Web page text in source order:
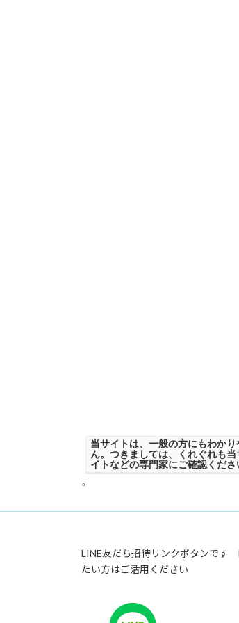
当サイトは、一般の方にもわか
ん。つきましては、くれぐれも
イトなどの専門家にご確認くださ
。
LINE友だち招待リンクボタンです
たい方はご活用ください